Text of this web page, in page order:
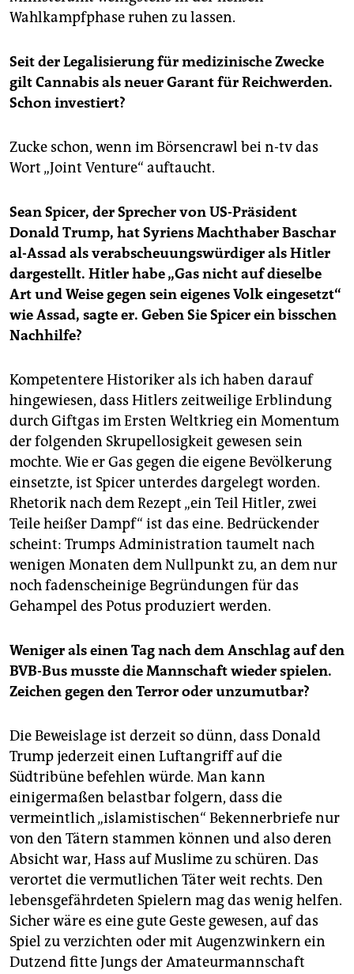
Wahlkampfphase ruhen zu lassen.
Seit der Legalisierung für medizinische Zwecke
gilt Cannabis als neuer Garant für Reichwerden.
Schon investiert?
Zucke schon, wenn im Börsencrawl bei n-tv das
Wort „Joint Venture“ auftaucht.
Sean Spicer, der Sprecher von US-Präsident
Donald Trump, hat Syriens Machthaber Baschar
al-Assad als verabscheuungswürdiger als Hitler
dargestellt. Hitler habe „Gas nicht auf dieselbe
Art und Weise gegen sein eigenes Volk eingesetzt“
wie Assad, sagte er. Geben Sie Spicer ein bisschen
Nachhilfe?
Kompetentere Historiker als ich haben darauf
hingewiesen, dass Hitlers zeitweilige Erblindung
durch Giftgas im Ersten Weltkrieg ein Momentum
der folgenden Skrupellosigkeit gewesen sein
mochte. Wie er Gas gegen die eigene Bevölkerung
einsetzte, ist Spicer unterdes dargelegt worden.
Rhetorik nach dem Rezept „ein Teil Hitler, zwei
Teile heißer Dampf“ ist das eine. Bedrückender
scheint: Trumps Administration taumelt nach
wenigen Monaten dem Nullpunkt zu, an dem nur
noch fadenscheinige Begründungen für das
Gehampel des Potus produziert werden.
Weniger als einen Tag nach dem Anschlag auf den
BVB-Bus musste die Mannschaft wieder spielen.
Zeichen gegen den Terror oder unzumutbar?
Die Beweislage ist derzeit so dünn, dass Donald
Trump jederzeit einen Luftangriff auf die
Südtribüne befehlen würde. Man kann
einigermaßen belastbar folgern, dass die
vermeintlich „islamistischen“ Bekennerbriefe nur
von den Tätern stammen können und also deren
Absicht war, Hass auf Muslime zu schüren. Das
verortet die vermutlichen Täter weit rechts. Den
lebensgefährdeten Spielern mag das wenig helfen.
Sicher wäre es eine gute Geste gewesen, auf das
Spiel zu verzichten oder mit Augenzwinkern ein
Dutzend fitte Jungs der Amateurmannschaft